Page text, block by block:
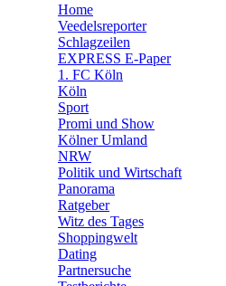
🛒 Shoppingwelt
Home
Veedelsreporter
Schlagzeilen
EXPRESS E-Paper
1. FC Köln
Köln
Sport
Promi und Show
Kölner Umland
NRW
Politik und Wirtschaft
Panorama
Ratgeber
Witz des Tages
Shoppingwelt
Dating
Partnersuche